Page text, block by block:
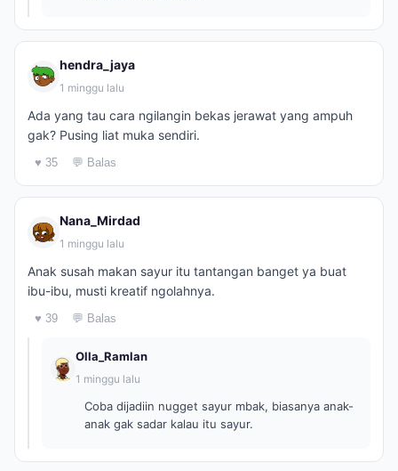
hendra_jaya
1 minggu lalu
Ada yang tau cara ngilangin bekas jerawat yang ampuh
gak? Pusing liat muka sendiri.
♥ 35 💬 Balas
Nana_Mirdad
1 minggu lalu
Anak susah makan sayur itu tantangan banget ya buat
ibu-ibu, musti kreatif ngolahnya.
♥ 39 💬 Balas
Olla_Ramlan
1 minggu lalu
Coba dijadiin nugget sayur mbak, biasanya anak-
anak gak sadar kalau itu sayur.